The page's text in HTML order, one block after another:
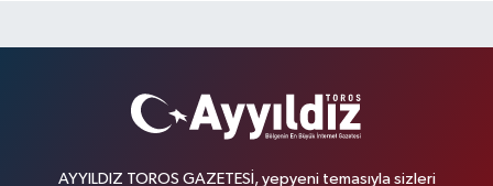
AYYILDIZ TOROS GAZETESİ, yepyeni temasıyla sizleri